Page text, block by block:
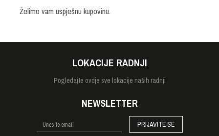
Želimo vam uspješnu kupovinu.
LOKACIJE RADNJI
Pogledajte ovdje sve lokacije naših radnji
NEWSLETTER
PRIJAVITE SE